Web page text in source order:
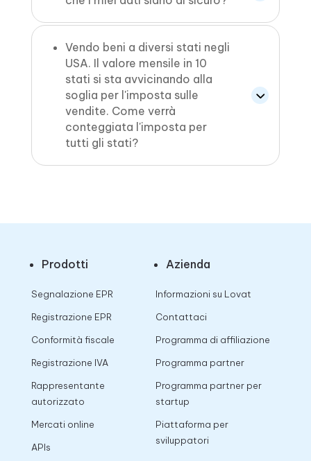
Vendo beni a diversi stati negli
USA. Il valore mensile in 10
stati si sta avvicinando alla
soglia per l'imposta sulle
vendite. Come verrà
conteggiata l'imposta per
tutti gli stati?
Prodotti
Segnalazione EPR
Registrazione EPR
Conformità fiscale
Registrazione IVA
Rappresentante
autorizzato
Mercati online
APIs
Azienda
Informazioni su Lovat
Contattaci
Programma di affiliazione
Programma partner
Programma partner per
startup
Piattaforma per
sviluppatori